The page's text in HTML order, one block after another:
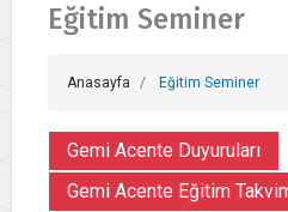
Eğitim Seminer
Anasayfa Eğitim Seminer
Gemi Acente Duyuruları
Gemi Acente Eğitim